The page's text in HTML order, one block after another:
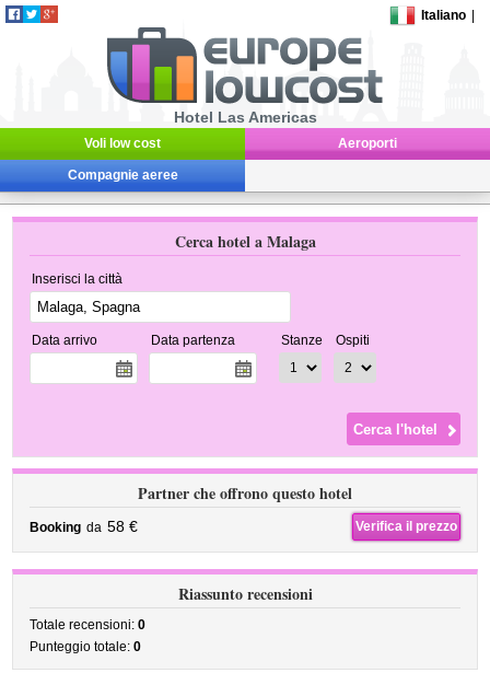
Italiano
Hotel Las Americas
Voli low cost Aeroporti
Compagnie aeree
Cerca hotel a Malaga
Inserisci la città
Data arrivo Data partenza Stanze Ospiti
Partner che offrono questo hotel
Booking da 58 € Verifica il prezzo
Riassunto recensioni
Totale recensioni:0
Punteggio totale:0